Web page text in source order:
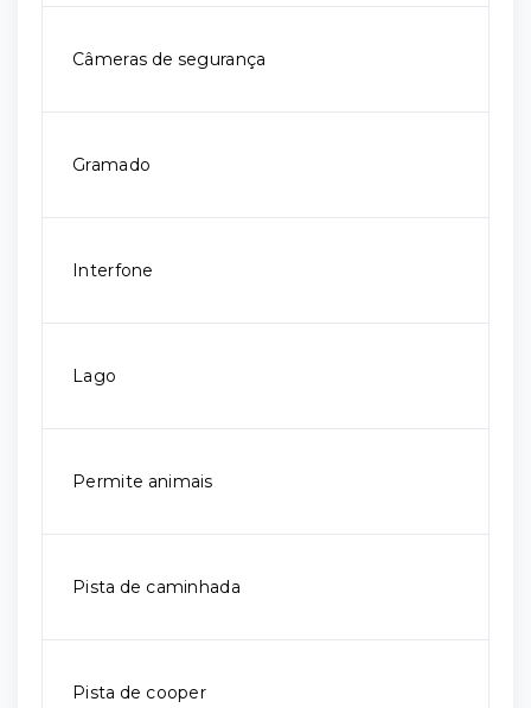
Câmeras de segurança
Gramado
Interfone
Lago
Permite animais
Pista de caminhada
Pista de cooper